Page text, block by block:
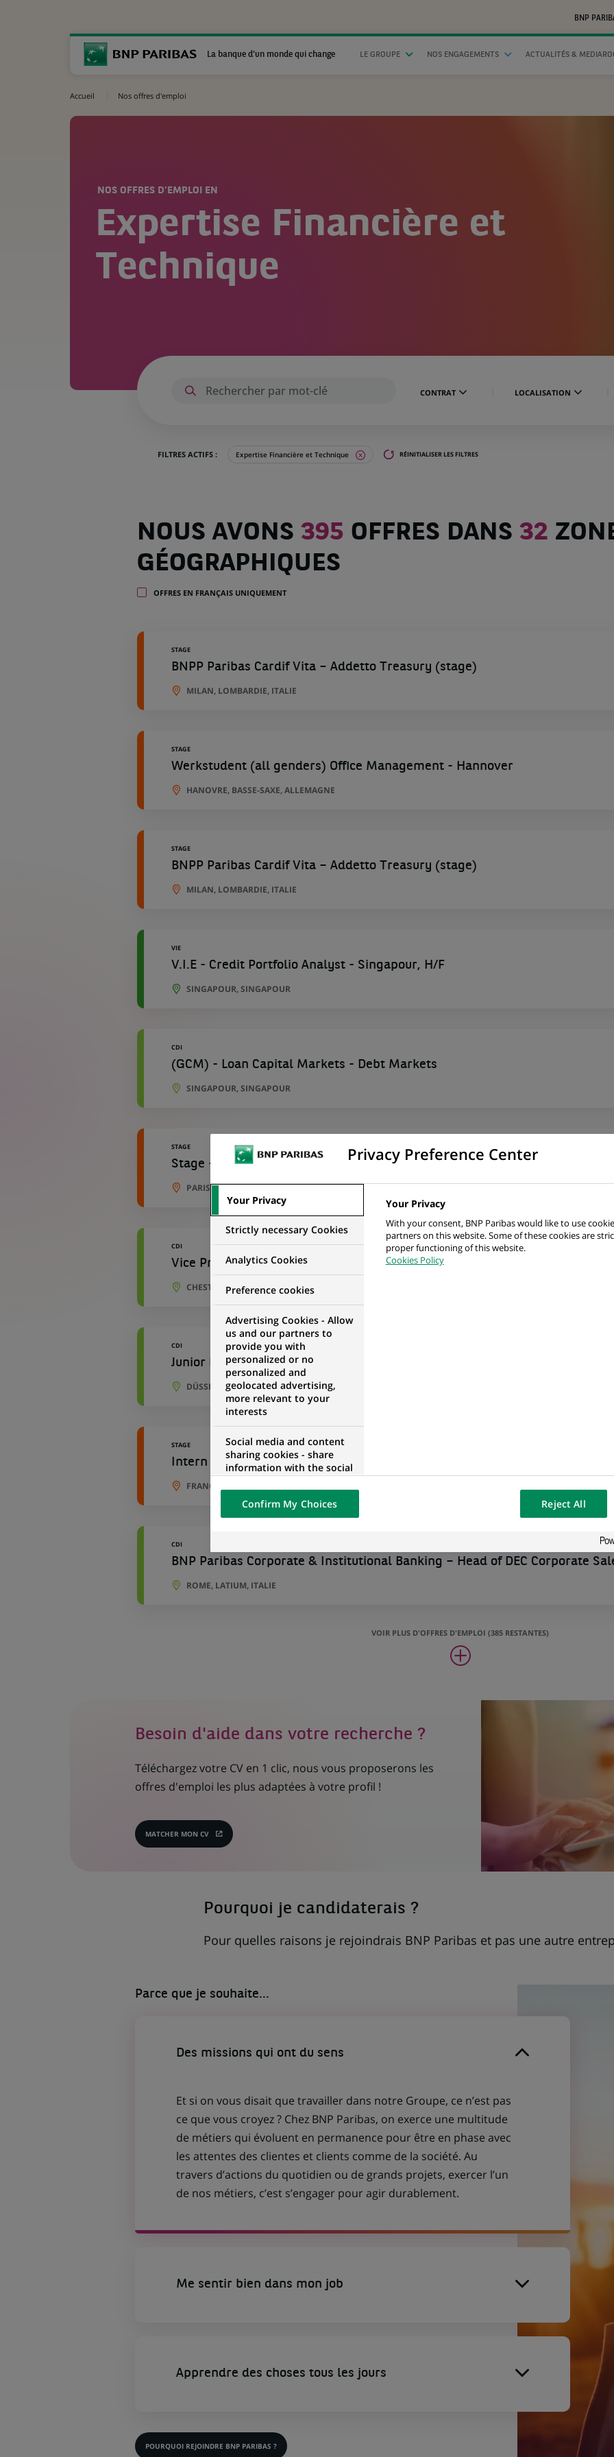
BNP
La banque d'un monde qui change LE GROUPE NOS ENGAGEMENTS ACTUALITÉS &
Accueil Nos offres d'emploi
NOS OFFRES D'EMPLOI EN
Expertise Financière et
Technique
CONTRAT LOCALISATION
FILTRES ACTIFS : Expertise Financière et Technique RÉINITIALISER LES FILTRES
Nous
avons
395
offres
32
NOUS AVONS 395 OFFRES DANS 32
GÉOGRAPHIQUES
OFFRES EN FRANÇAIS UNIQUEMENT
STAGE
BNPP Paribas Cardif Vita – Addetto Treasury (stage)
MILAN, LOMBARDIE, ITALIE
STAGE
Werkstudent (all genders) Office Management - Hannover
HANOVRE, BASSE-SAXE, ALLEMAGNE
STAGE
BNPP Paribas Cardif Vita – Addetto Treasury (stage)
MILAN, LOMBARDIE, ITALIE
VIE
V.I.E - Credit Portfolio Analyst - Singapour, H/F
SINGAPOUR, SINGAPOUR
CDI
(GCM) - Loan Capital Markets - Debt Markets
SINGAPOUR, SINGAPOUR
STAGE
Stage - Assistant de gestion obligataire insurance - H/F
PARIS-LA DÉFENSE, ÎLE-DE-FRANCE, FRANCE
CDI
Vice President-Cross Assets Business Manager
CHESTERBROOK, PENNSYLVANIE, ÉTATS-UNIS
CDI
Junior Buchhalter Immobilien (all genders) - Düsseldorf
DÜSSELDORF, RHÉNANIE DU NORD-WESTPHALIE, ALLEMAGNE
STAGE
Intern Real Estate - Asset Management (all genders)
FRANCFORT, HESSE, ALLEMAGNE
CDI
BNP Paribas Corporate & Institutional Banking – Head of DEC Corporate
ROME, LATIUM, ITALIE
VOIR PLUS D'OFFRES D'EMPLOI (385 RESTANTES)
Besoin d'aide dans votre recherche ?
Téléchargez votre CV en 1 clic, nous vous proposerons les
offres d'emploi les plus adaptées à votre profil !
MATCHER MON CV
(CE
Pourquoi je candidaterais ?
Pour quelles raisons je rejoindrais BNP Paribas et pas une autre
Parce que je souhaite...
Des missions qui ont du sens
Et si on vous disait que travailler dans notre Groupe, ce n’est pas
ce que vous croyez ? Chez BNP Paribas, on exerce une multitude
de métiers qui évoluent en permanence pour être en phase avec
les attentes des clientes et clients comme de la société. Au
travers d’actions du quotidien ou de grands projets, exercer l’un
de nos métiers, c’est s’engager pour agir durablement.
Me sentir bien dans mon job
Apprendre des choses tous les jours
POURQUOI REJOINDRE BNP PARIBAS ?
Privacy Preference Center
Your Privacy
Strictly necessary Cookies
Analytics Cookies
Preference cookies
Advertising Cookies - Allow
us and our partners to
provide you with
personalized or no
personalized and
geolocated advertising,
more relevant to your
interests
Social media and content
sharing cookies - share
information with the social
networks and propose the
visualization on our website
of the content hosted on a
external website.
Your Privacy
With your consent, BNP Paribas would like to use
partners on this website. Some of these cookies are
proper functioning of this website.
Cookies Policy
Confirm My Choices Reject All